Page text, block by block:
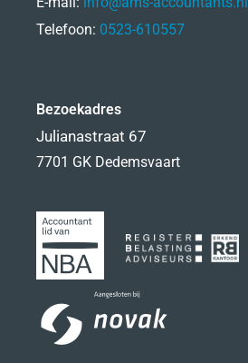
Telefoon: 0523-610557
Bezoekadres
Julianastraat 67
7701 GK Dedemsvaart